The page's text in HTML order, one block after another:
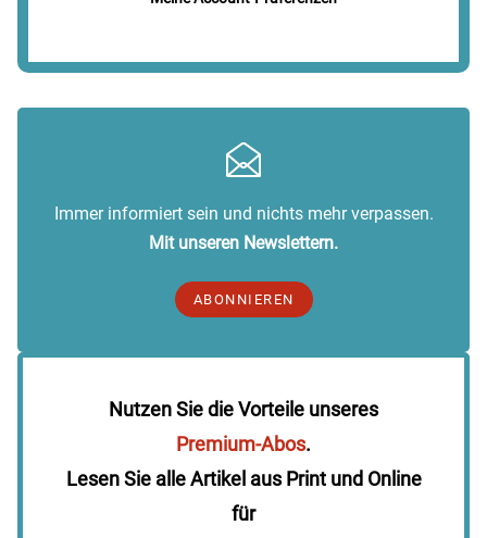
Immer informiert sein und nichts mehr verpassen.
Mit unseren Newslettern.
ABONNIEREN
Nutzen Sie die Vorteile unseres
Premium-Abos.
Lesen Sie alle Artikel aus Print und Online
für